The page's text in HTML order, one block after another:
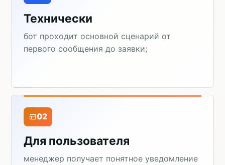
Технически
бот проходит основной сценарий от
первого сообщения до заявки;
02
Для пользователя
менеджер получает понятное уведомление